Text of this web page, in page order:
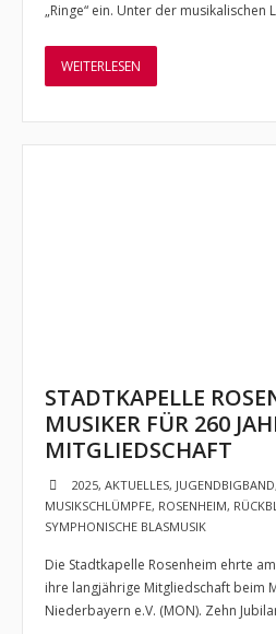
- Kontakt zu uns
- Mitglied werden
Sponsoren
Impressum
- Datenschutzerklärung
„Ringe“ ein. Unter der musikalischen
WEITERLESEN
STADTKAPELLE
MUSIKER FÜR 260
MITGLIEDSCHAFT
2025,AKTUELLES, JUGENDBIGBAND,
MUSIKSCHLÜMPFE, ROSENHEIM,
SYMPHONISCHE BLASMUSIK
Die Stadtkapelle Rosenheim ehrte
ihre langjährige Mitgliedschaft beim
Niederbayern e.V. (MON). Zehn